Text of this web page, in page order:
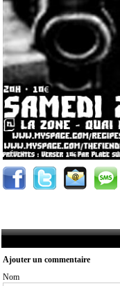
Ajouter un commentaire
Nom